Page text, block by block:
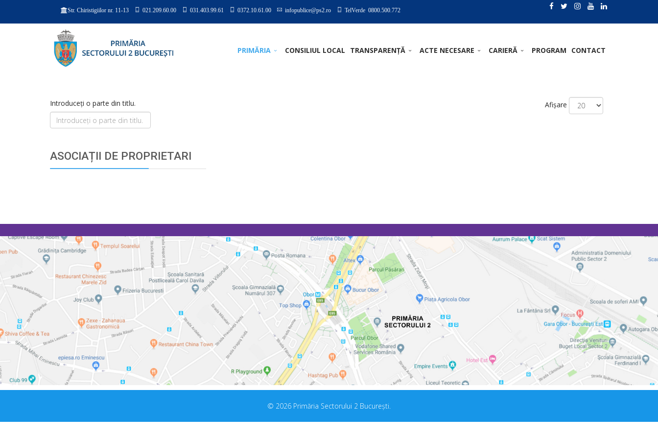
Str. Chiristigiilor nr. 11-13 021.209.60.00 031.403.99.61 0372.10.61.00 infopublice@ps2.ro TelVerde 0800.500.772
PRIMĂRIA CONSILIUL LOCAL TRANSPARENȚĂ ACTE NECESARE CARIERĂ PROGRAM CONTACT
Introduceți o parte din titlu. Afișare
ASOCIAȚII DE PROPRIETARI
© 2026 Primăria Sectorului 2 București.